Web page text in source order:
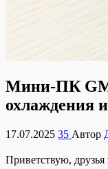
Мини-ПК
охлаждения
17.07.2025 35 Автор
Приветствую,